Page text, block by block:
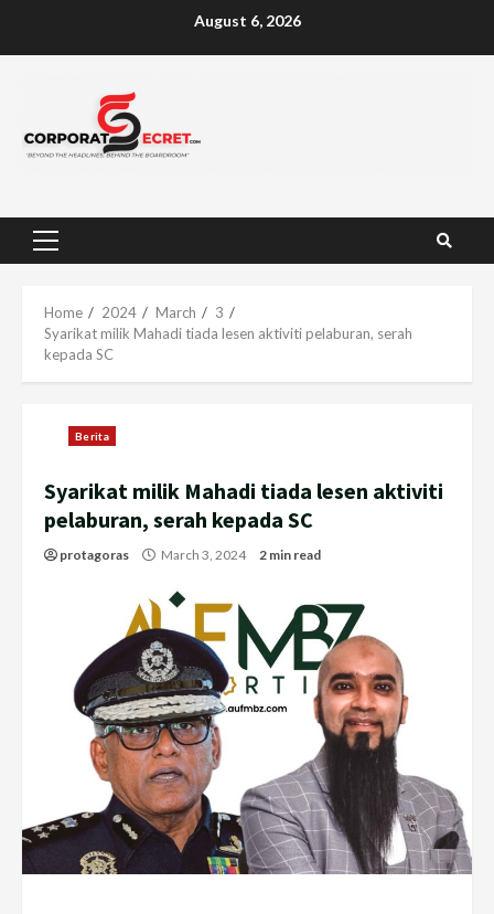
August 6, 2026
Primary
Home 2024 March
3
Syarikat milik Mahadi tiada lesen aktiviti pelaburan, serah
kepada SC
Berita
Syarikat milik Mahadi tiada lesen aktiviti
pelaburan, serah kepada SC
protagoras March 3, 2024 2 min read